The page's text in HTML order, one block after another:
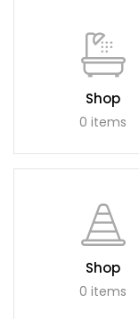
Shop
0 items
Shop
0 items